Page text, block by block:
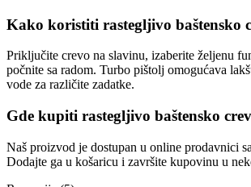
Kako koristiti rastegljivo baštensko
Priključite crevo na slavinu, izaberite željenu
počnite sa radom. Turbo pištolj omogućava
vode za različite zadatke.
Gde kupiti rastegljivo baštensko
Naš proizvod je dostupan u online prodavnici
Dodajte ga u košaricu i završite kupovinu u